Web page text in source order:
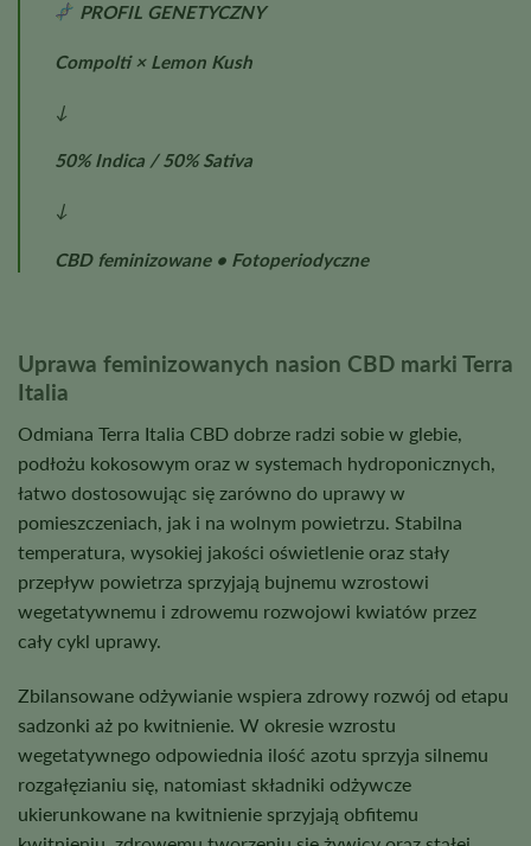
PROFIL GENETYCZNY
Compolti × Lemon Kush
↓
50% Indica / 50% Sativa
↓
CBD feminizowane • Fotoperiodyczne
Uprawa feminizowanych nasion CBD marki Terra
Italia
Odmiana Terra Italia CBD dobrze radzi sobie w glebie,
podłożu kokosowym oraz w systemach hydroponicznych,
łatwo dostosowując się zarówno do uprawy w
pomieszczeniach, jak i na wolnym powietrzu. Stabilna
temperatura, wysokiej jakości oświetlenie oraz stały
przepływ powietrza sprzyjają bujnemu wzrostowi
wegetatywnemu i zdrowemu rozwojowi kwiatów przez
cały cykl uprawy.
Zbilansowane odżywianie wspiera zdrowy rozwój od etapu
sadzonki aż po kwitnienie. W okresie wzrostu
wegetatywnego odpowiednia ilość azotu sprzyja silnemu
rozgałęzianiu się, natomiast składniki odżywcze
ukierunkowane na kwitnienie sprzyjają obfitemu